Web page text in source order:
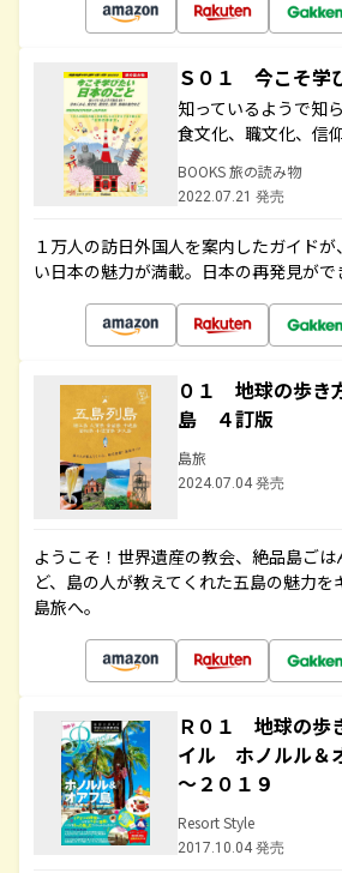
Ｓ０１ 今こそ学
知っているようで知
食文化、職文化、信
BOOKS 旅の読み物
2022.07.21 発売
１万人の訪日外国人を案内したガイド
い日本の魅力が満載。日本の再発見がで
０１ 地球の歩
島 ４訂版
島旅
2024.07.04 発売
ようこそ！世界遺産の教会、絶品島ご
ど、島の人が教えてくれた五島の魅力を
島旅へ。
Ｒ０１ 地球の歩
イル ホノルル＆
～２０１９
Resort Style
2017.10.04 発売